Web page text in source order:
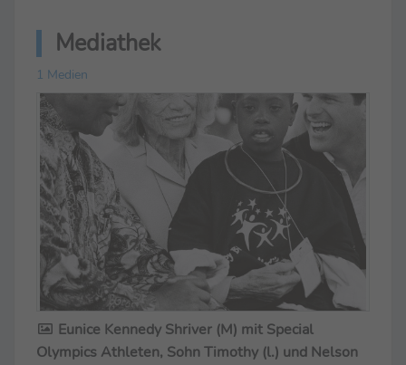
Mediathek
1 Medien
Eunice Kennedy Shriver (M) mit Special
Olympics Athleten, Sohn Timothy (l.) und Nelson